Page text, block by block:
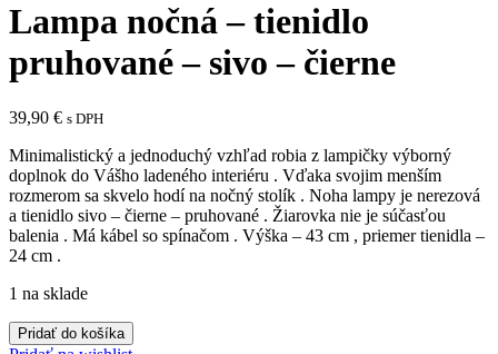
Lampa nočná – tienidlo
pruhované – sivo – čierne
39,90 € s DPH
Minimalistický a jednoduchý vzhľad robia z lampičky výborný
doplnok do Vášho ladeného interiéru . Vďaka svojim menším
rozmerom sa skvelo hodí na nočný stolík . Noha lampy je nerezová
a tienidlo sivo – čierne – pruhované . Žiarovka nie je súčasťou
balenia . Má kábel so spínačom . Výška – 43 cm , priemer tienidla –
24 cm .
1 na sklade
množstvo
Lampa
Pridať do košíka